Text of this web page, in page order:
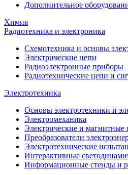
Дополнительное
Химия
Радиотехника и электроника
Схемотехника и основы
Электрические цепи
Радиоэлектронные приборы
Радиотехнические цепи и
Электротехника
Основы электротехники и
Электромеханика
Электрические и магнитные
Преобразователи
Электротехнические
Интерактивные
Информационные стенды и